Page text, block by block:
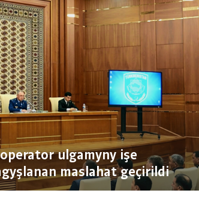
ulgamyny işe
maslahat geçirildi